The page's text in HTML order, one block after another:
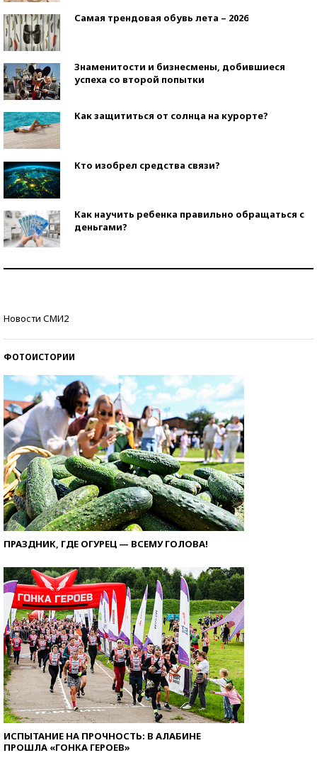
Самая трендовая обувь лета – 2026
Знаменитости и бизнесмены, добившиеся
успеха со второй попытки
Как защититься от солнца на курорте?
Кто изобрел средства связи?
Как научить ребенка правильно обращаться с
деньгами?
Новости СМИ2
ФОТОИСТОРИИ
ПРАЗДНИК, ГДЕ ОГУРЕЦ — ВСЕМУ ГОЛОВА!
ИСПЫТАНИЕ НА ПРОЧНОСТЬ: В АЛАБИНЕ
ПРОШЛА «ГОНКА ГЕРОЕВ»